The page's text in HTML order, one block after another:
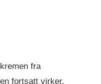
fra
fortsatt virker.